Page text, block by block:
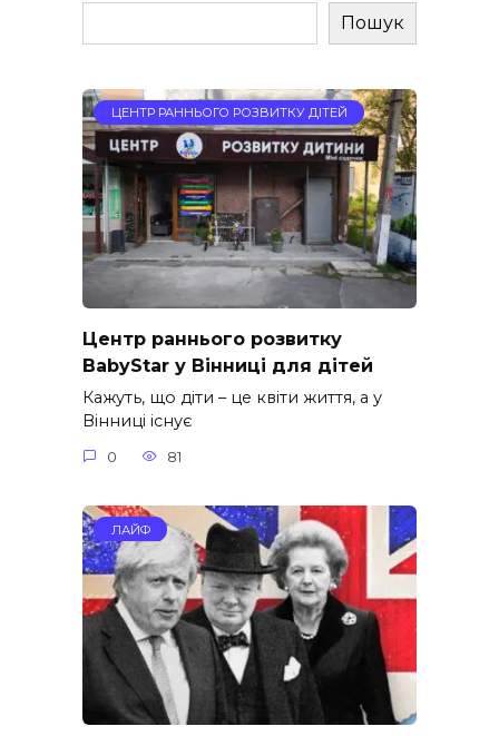
Пошук
ЦЕНТР РАННЬОГО РОЗВИТКУ ДІТЕЙ
Центр раннього розвитку
BabyStar у Вінниці для дітей
Кажуть, що діти – це квіти життя, а у
Вінниці існує
0 81
ЛАЙФ